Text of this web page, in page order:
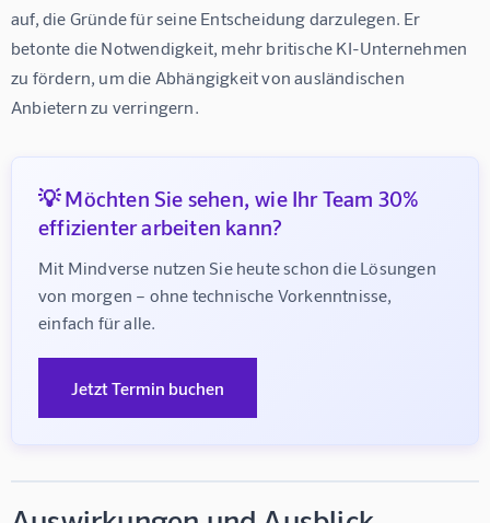
auf, die Gründe für seine Entscheidung darzulegen. Er
betonte die Notwendigkeit, mehr britische KI-Unternehmen
zu fördern, um die Abhängigkeit von ausländischen
Anbietern zu verringern.
💡 Möchten Sie sehen, wie Ihr Team 30%
effizienter arbeiten kann?
Mit Mindverse nutzen Sie heute schon die Lösungen
von morgen – ohne technische Vorkenntnisse,
einfach für alle.
Jetzt Termin buchen